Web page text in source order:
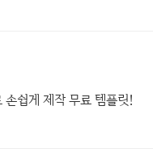
쉽게 제작 무료 템플릿!